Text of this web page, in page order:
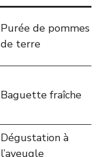
Purée de pommes
de terre
Baguette fraîche
Dégustation à
l’aveugle